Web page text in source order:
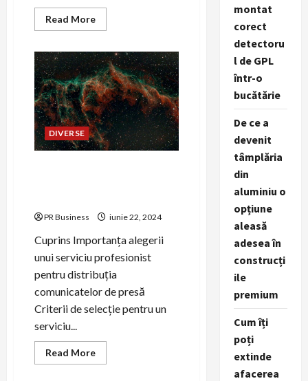
Read MoreRead
more
de
grădină
în
Brașov
–
Beneficii
și
idei
practice.
DIVERSE
PR Business iunie 22, 2024
Cuprins Importanța alegerii
unui serviciu profesionist
pentru distribuția
comunicatelor de presă
Criterii de selecție pentru un
serviciu...
Read MoreRead
more
montat
corect
detectoru
l de GPL
într-o
bucătărie
De ce a
devenit
tâmplăria
din
aluminiu o
opțiune
aleasă
adesea în
construcți
ile
premium
Cum îți
poți
extinde
afacerea